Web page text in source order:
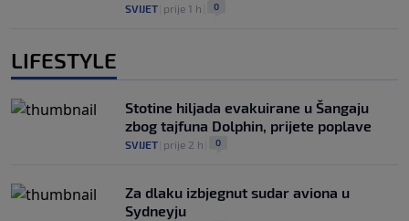
SVIJET prije 1 h 0
LIFESTYLE
Stotine hiljada evakuirane u Šangaju
zbog tajfuna Dolphin, prijete poplave
SVIJET prije 2 h 0
Za dlaku izbjegnut sudar aviona u
Sydneyju